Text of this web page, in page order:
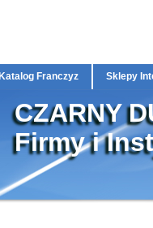
Katalog Franczyz Sklepy
CZARNY
Firmy i